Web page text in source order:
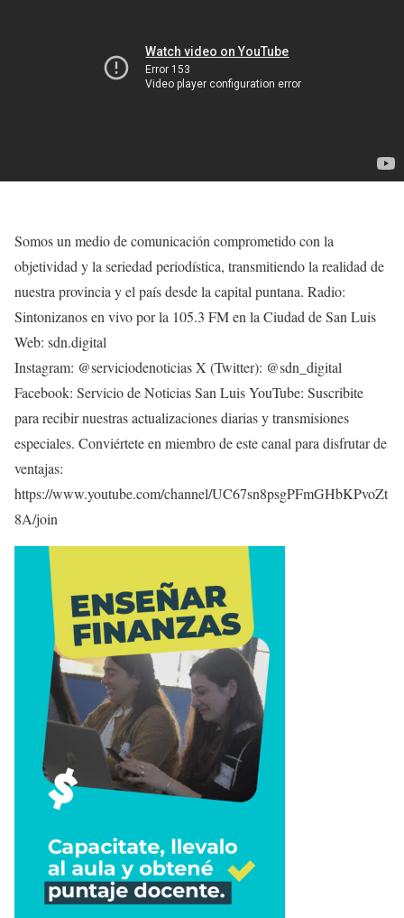
Somos un medio de comunicación comprometido con la
objetividad y la seriedad periodística, transmitiendo la realidad de
nuestra provincia y el país desde la capital puntana. Radio:
Sintonizanos en vivo por la 105.3 FM en la Ciudad de San Luis
Web: sdn.digital
Instagram: @serviciodenoticias X (Twitter): @sdn_digital
Facebook: Servicio de Noticias San Luis YouTube: Suscribite
para recibir nuestras actualizaciones diarias y transmisiones
especiales. Conviértete en miembro de este canal para disfrutar de
ventajas:
https://www.youtube.com/channel/UC67sn8psgPFmGHbKPvoZt
8A/join